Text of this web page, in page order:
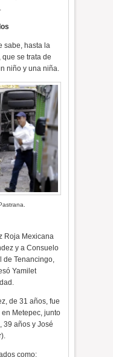
sabe, hasta la
quese trata de
niño y una niña.
Roja Mexicana
y a Consuelo
de Tenancingo,
Yamilet
de 31 años, fue
en Metepec, junto
39 años y José
).
como: